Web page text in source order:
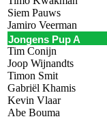
Siem Pauws
Jamiro Veerman
Jongens Pup A
Tim Conijn
Joop Wijnandts
Timon Smit
Gabriël Khamis
Kevin Vlaar
Abe Bouma